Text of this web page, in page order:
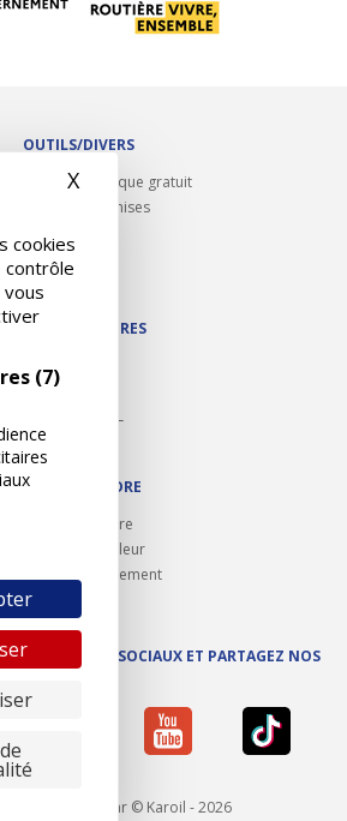
cookies
contrôle
(7)
X Masquer le bandeau des
OUTILS/DIVERS
contrôle technique gratuit
Partenariats/Remises
Contact
NOS PARTENAIRES
Autodidact
Karoil
Autovision PL
Motovision
NOUS REJOINDRE
Ouvrir un centre
Devenez contrôleur
Carrières et recrutement
LES RÉSEAUX SOCIAUX ET PARTAGEZ NOS
- Réalisé par © Karoil - 2026